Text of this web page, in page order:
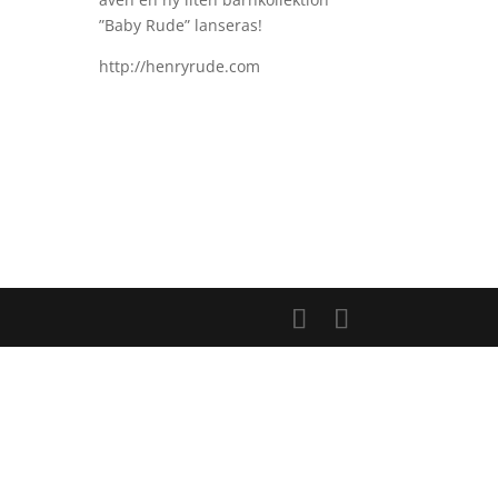
”Baby Rude” lanseras!
http://henryrude.com